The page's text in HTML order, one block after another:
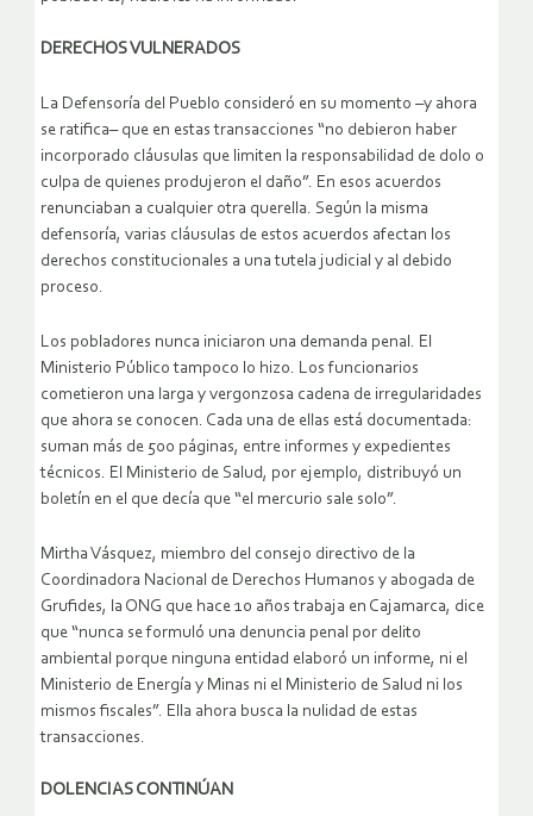
DERECHOS VULNERADOS
La Defensoría del Pueblo consideró en su momento –y ahora
se ratifica– que en estas transacciones “no debieron haber
incorporado cláusulas que limiten la responsabilidad de dolo o
culpa de quienes produjeron el daño”. En esos acuerdos
renunciaban a cualquier otra querella. Según la misma
defensoría, varias cláusulas de estos acuerdos afectan los
derechos constitucionales a una tutela judicial y al debido
proceso.
Los pobladores nunca iniciaron una demanda penal. El
Ministerio Público tampoco lo hizo. Los funcionarios
cometieron una larga y vergonzosa cadena de irregularidades
que ahora se conocen. Cada una de ellas está documentada:
suman más de 500 páginas, entre informes y expedientes
técnicos. El Ministerio de Salud, por ejemplo, distribuyó un
boletín en el que decía que “el mercurio sale solo”.
Mirtha Vásquez, miembro del consejo directivo de la
Coordinadora Nacional de Derechos Humanos y abogada de
Grufides, la ONG que hace 10 años trabaja en Cajamarca, dice
que “nunca se formuló una denuncia penal por delito
ambiental porque ninguna entidad elaboró un informe, ni el
Ministerio de Energía y Minas ni el Ministerio de Salud ni los
mismos fiscales”. Ella ahora busca la nulidad de estas
transacciones.
DOLENCIAS CONTINÚAN